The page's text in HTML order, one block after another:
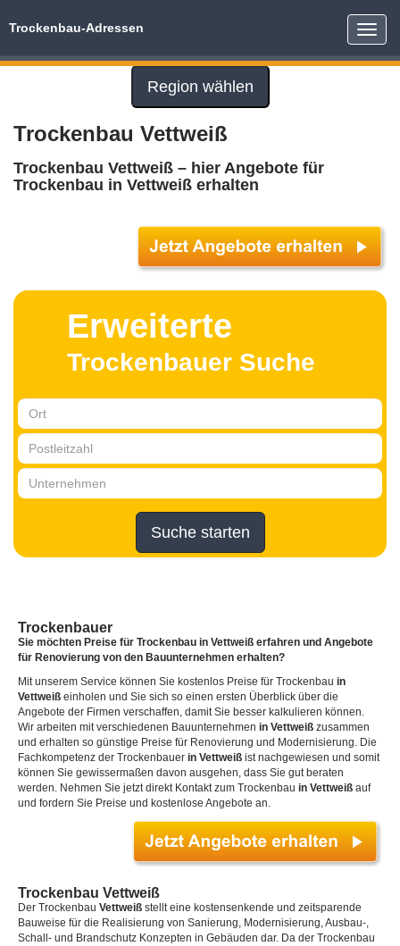
Toggle
Trockenbau-Adressen
Region wählen
Trockenbau Vettweiß
Trockenbau Vettweiß – hier Angebote für
Trockenbau in Vettweiß erhalten
Erweiterte
Trockenbauer Suche
Suche starten
Trockenbauer
Sie möchten Preise für Trockenbau in Vettweiß erfahren und Angebote
für Renovierung von den Bauunternehmen erhalten?
Mit unserem Service können Sie kostenlos Preise für Trockenbau in
Vettweiß einholen und Sie sich so einen ersten Überblick über die
Angebote der Firmen verschaffen, damit Sie besser kalkulieren können.
Wir arbeiten mit verschiedenen Bauunternehmen in Vettweiß zusammen
und erhalten so günstige Preise für Renovierung und Modernisierung. Die
Fachkompetenz der Trockenbauer in Vettweiß ist nachgewiesen und somit
können Sie gewissermaßen davon ausgehen, dass Sie gut beraten
werden. Nehmen Sie jetzt direkt Kontakt zum Trockenbau in Vettweiß auf
und fordern Sie Preise und kostenlose Angebote an.
Trockenbau Vettweiß
Der Trockenbau Vettweiß stellt eine kostensenkende und zeitsparende
Bauweise für die Realisierung von Sanierung, Modernisierung, Ausbau-,
Schall- und Brandschutz Konzepten in Gebäuden dar. Da der Trockenbau